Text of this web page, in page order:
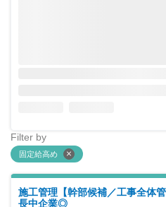
Filter by
固定給高め
施工管理【幹部候補／工事全体
長中企業◎